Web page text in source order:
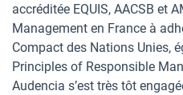
accréditée EQUIS, AACSB et
Management en France à
Compact des Nations Unies,
Principles of Responsible
Audencia s’est très tôt